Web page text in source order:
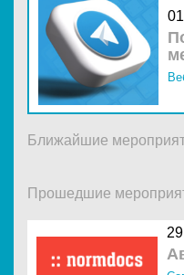
Ближайшие
Прошедшие